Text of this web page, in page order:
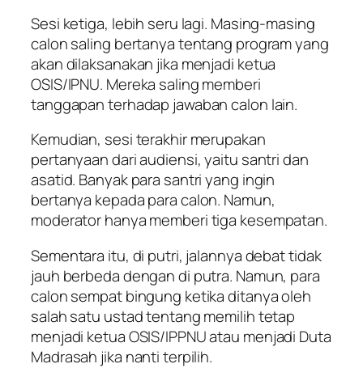
Sesi ketiga, lebih seru lagi. Masing-masing
calon saling bertanya tentang program yang
akan dilaksanakan jika menjadi ketua
OSIS/IPNU. Mereka saling memberi
tanggapan terhadap jawaban calon lain.
Kemudian, sesi terakhir merupakan
pertanyaan dari audiensi, yaitu santri dan
asatid. Banyak para santri yang ingin
bertanya kepada para calon. Namun,
moderator hanya memberi tiga kesempatan.
Sementara itu, di putri, jalannya debat tidak
jauh berbeda dengan di putra. Namun, para
calon sempat bingung ketika ditanya oleh
salah satu ustad tentang memilih tetap
menjadi ketua OSIS/IPPNU atau menjadi Duta
Madrasah jika nanti terpilih.